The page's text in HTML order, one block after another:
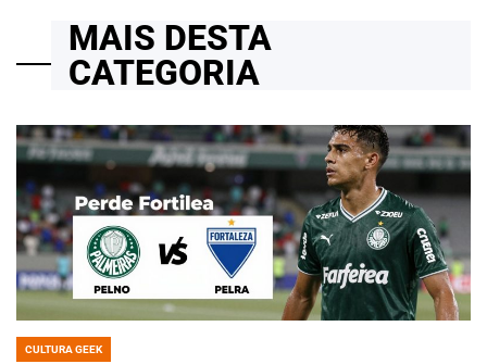
MAIS DESTA
CATEGORIA
POSTED
CULTURA GEEK